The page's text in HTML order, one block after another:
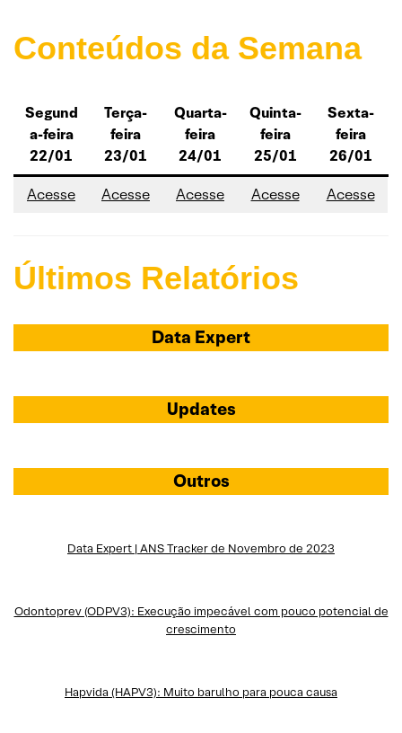
Conteúdos da Semana
Segund
a-feira
22/01
Terça-
feira
23/01
Quarta-
feira
24/01
Quinta-
feira
25/01
Sexta-
feira
26/01
Acesse Acesse Acesse Acesse Acesse
Últimos Relatórios
Data Expert
Updates
Outros
Data Expert | ANS Tracker de Novembro de 2023
Odontoprev (ODPV3): Execução impecável com pouco potencial de
crescimento
Hapvida (HAPV3): Muito barulho para pouca causa